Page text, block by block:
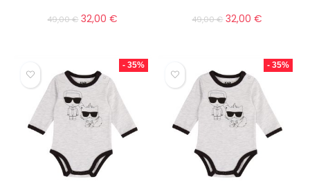
49,00€ 32,00€ 49,00€ 32,00€
- 35% - 35%